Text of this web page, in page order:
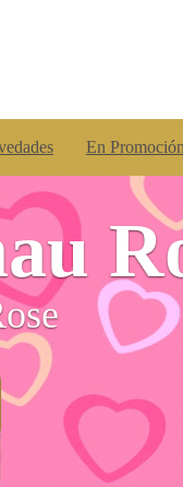
En